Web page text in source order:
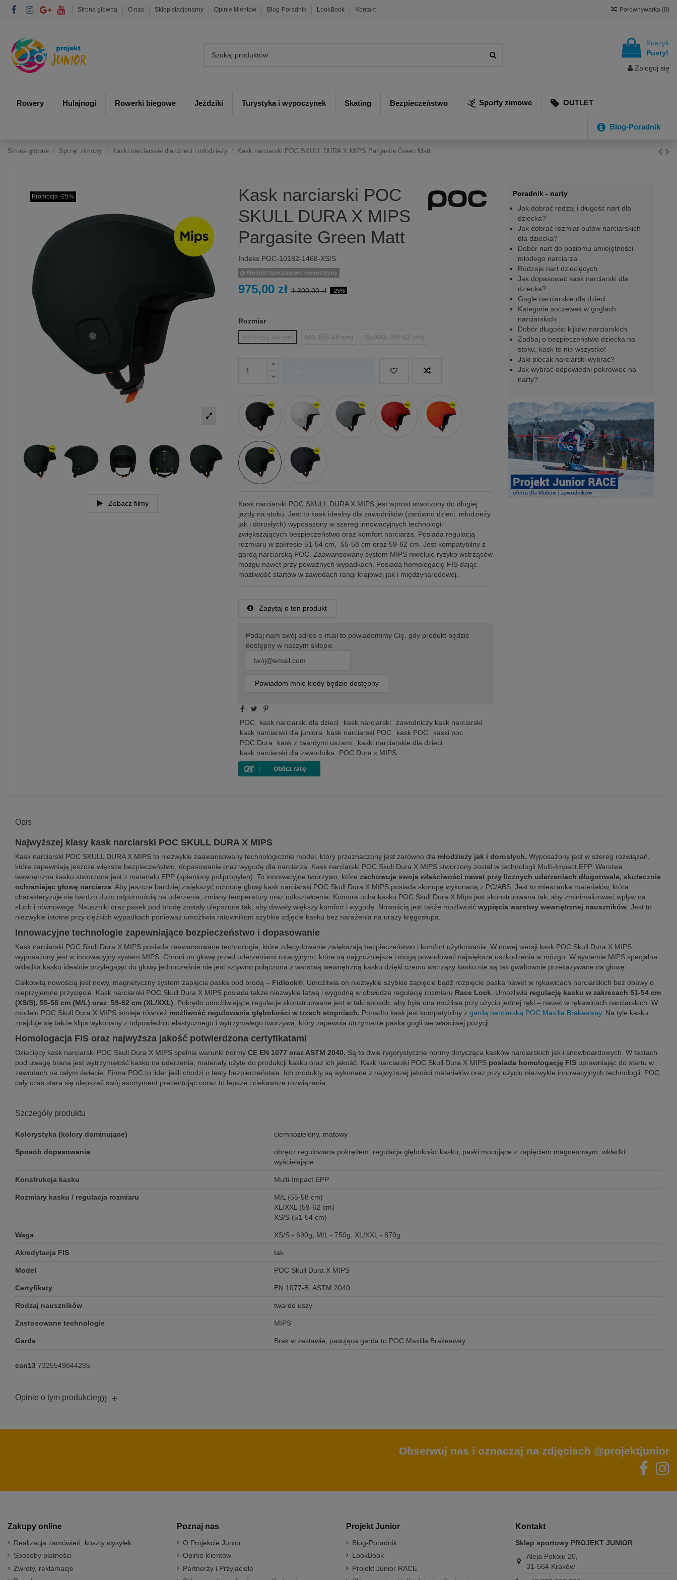
Strona główna O nas Sklep stacjonarny Opinie klientów Blog-Poradnik LookBook Kontakt Porównywarka (0)
Koszyk
Pusty!
Zaloguj się
Rowery Hulajnogi Rowerki biegowe Jeździki Turystyka i wypoczynek Skating Bezpieczeństwo Sporty zimowe OUTLET
Blog-Poradnik
Strona główna Sprzęt zimowy Kaski narciarskie dla dzieci i młodzieży Kask narciarski POC SKULL DURA X MIPS Pargasite Green Matt
Promocja -25%
Zobacz filmy
Kask narciarski POC
SKULL DURA X MIPS
Pargasite Green Matt
Indeks POC-10182-1468-XS/S
Produkt tymczasowo niedostępny
975,00 zł 1 300,00 zł -25%
Rozmiar
XS/S (51-54 cm)
M/L (55-58 cm) XL/XXL (59-62 cm)
Kask narciarski POC SKULL DURA X MIPS jest wprost stworzony do długiej
jazdy na stoku. Jest to kask idealny dla zawodników (zarówno dzieci, młodzieży
jak i dorosłych) wyposażony w szereg innowacyjnych technologii
zwiększających bezpieczeństwo oraz komfort narciarza. Posiada regulacją
rozmiaru w zakresie 51-54 cm, 55-58 cm oraz 59-62 cm. Jest kompatybilny z
gardą narciarską POC. Zaawansowany system MIPS niweluje ryzyko wstrząsów
mózgu nawet przy poważnych wypadkach. Posiada homologację FIS dając
możliwość startów w zawodach rangi krajowej jak i międzynarodowej.
Zapytaj o ten produkt
Podaj nam swój adres e-mail to powiadomimy Cię, gdy produkt będzie
dostępny w naszym sklepie
Powiadom mnie kiedy będzie dostępny
POC kask narciarski dla dzieci kask narciarski
zawodniczy kask narciarski
kask narciarski dla juniora
kask narciarski POC kask POC
kaski poc
POC Dura
kask z twardymi uszami
kaski narciarskie dla dzieci
kask narciarski dla zawodnika
POC Dura x MIPS
Poradnik - narty
Jak dobrać rodzaj i długość nart dla
dziecka?
Jak dobrać rozmiar butów narciarskich
dla dziecka?
Dobór nart do poziomu umiejętności
młodego narciarza
Rodzaje nart dziecięcych
Jak dopasować kask narciarski dla
dziecka?
Gogle narciarskie dla dzieci
Kategorie soczewek w goglach
narciarskich
Dobór długości kijków narciarskich
Zadbaj o bezpieczeństwo dziecka na
stoku, kask to nie wszystko!
Jaki plecak narciarski wybrać?
Jak wybrać odpowiedni pokrowiec na
narty?
Opis
Najwyższej klasy kask narciarski POC SKULL DURA X MIPS
Kask narciarski POC SKULL DURA X MIPS to niezwykle zaawansowany technologicznie model, który przeznaczony jest zarówno dla młodzieży jak i dorosłych. Wyposażony jest w szereg rozwiązań,
które zapewniają jeszcze większe bezpieczeństwo, dopasowanie oraz wygodę dla narciarza. Kask narciarski POC Skull Dura X MIPS stworzony został w technologii Multi-Impact EPP. Warstwa
wewnętrzna kasku stworzona jest z materiału EPP (spieniony polipropylen). To innowacyjne tworzywo, które zachowuje swoje właściwości nawet przy licznych uderzeniach długotrwale, skutecznie
ochraniając głowę narciarza . Aby jeszcze bardziej zwiększyć ochronę głowy kask narciarski POC Skull Dura X MIPS posiada skorupę wykonaną z PC/ABS. Jest to mieszanka materiałów, która
charakteryzuje się bardzo dużo odpornością na uderzenia, zmiany temperatury oraz odkształcenia. Komora ucha kasku POC Skull Dura X Mips jest skonstruowana tak, aby zminimalizować wpływ na
słuch i równowagę. Nauszniki oraz pasek pod brodę zostały ulepszone tak, aby dawały większy komfort i wygodę. Nowością jest także możliwość wypięcia warstwy wewnętrznej nauszników . Jest to
niezwykle istotne przy ciężkich wypadkach ponieważ umożliwia ratownikom szybkie zdjęcie kasku bez narażenia na urazy kręgosłupa.
Innowacyjne technologie zapewniające bezpieczeństwo i dopasowanie
Kask narciarski POC Skull Dura X MIPS posiada zaawansowane technologie, które zdecydowanie zwiększają bezpieczeństwo i komfort użytkowania. W nowej wersji kask POC Skull Dura X MIPS
wyposażony jest w innowacyjny system MIPS. Chroni on głowę przed uderzeniami rotacyjnymi, które są najgroźniejsze i mogą powodować największe uszkodzenia w mózgu. W systemie MIPS specjalna
wkładka kasku idealnie przylegając do głowy jednocześnie nie jest sztywno połączona z warstwą wewnętrzną kasku dzięki czemu wstrząsy kasku nie są tak gwałtownie przekazywane na głowę.
Całkowitą nowością jest nowy, magnetyczny system zapięcia paska pod brodą – Fidlock®. Umożliwia on niezwykle szybkie zapięcie bądź rozpięcie paska nawet w rękawicach narciarskich bez obawy o
nieprzyjemne przycięcie. Kask narciarski POC Skull Dura X MIPS posiada także niezwykle łatwą i wygodną w obsłudze regulację rozmiaru Race Lock . Umożliwia regulację kasku w zakresach 51-54 cm
(XS/S), 55-58 cm (M/L) oraz 59-62 cm (XL/XXL) . Pokrętło umożliwiające regulacje skonstruowane jest w taki sposób, aby była ona możliwa przy użyciu jednej ręki – nawet w rękawicach narciarskich. W
modelu POC Skull Dura X MIPS istnieje również możliwość regulowania głębokości w trzech stopniach. Ponadto kask jest kompatybilny z gardą narciarską POC Maxilla Brakeaway. Na tyle kasku
znajduje się także klips wykonany z odpowiednio elastycznego i wytrzymałego tworzywa, który zapewnia utrzymanie paska gogli we właściwej pozycji.
Homologacja FIS oraz najwyższa jakość potwierdzona certyfikatami
Dziecięcy kask narciarski POC Skull Dura X MIPS spełnia warunki normy CE EN 1077 oraz ASTM 2040. Są to dwie rygorystyczne normy dotycząca kasków narciarskich jak i snowboardowych. W testach
pod uwagę brana jest wytrzymałość kasku na uderzenia, materiały użyte do produkcji kasku oraz ich jakość. Kask narciarski POC Skull Dura X MIPS posiada homologację FIS uprawniając do startu w
zawodach na całym świecie. Firma POC to lider jeśli chodzi o testy bezpieczeństwa. Ich produkty są wykonane z najwyższej jakości materiałów oraz przy użyciu niezwykle innowacyjnych technologii. POC
cały czas stara się ulepszać swój asortyment prezentując coraz to lepsze i ciekawsze rozwiązania.
Szczegóły produktu
Kolorystyka (kolory dominujące) ciemnozielony, matowy
Sposób dopasowania
obręcz regulowana pokrętłem, regulacja głębokości kasku, paski mocujące z zapięciem magnesowym, wkładki
wyścielające
Konstrukcja kasku Multi-Impact EPP
Rozmiary kasku / regulacja rozmiaru
M/L (55-58 cm)
XL/XXL (59-62 cm)
XS/S (51-54 cm)
Waga XS/S - 690g, M/L - 750g, XL/XXL - 870g
Akredytacja FIS tak
Model POC Skull Dura X MIPS
Certyfikaty EN 1077-B, ASTM 2040
Rodzaj nauszników twarde uszy
Zastosowane technologie MIPS
Garda Brak w zestawie, pasująca garda to POC Maxilla Brakeaway
ean13 7325549844285
Opinie o tym produkcie(0) +
Obserwuj nas i oznaczaj na zdjęciach @projektjunior
Zakupy online
Realizacja zamówień, koszty wysyłek
Sposoby płatności
Zwroty, reklamacje
Poznaj nas
O Projekcie Junior
Opinie klientów
Partnerzy i Przyjaciele
Projekt Junior
Blog-Poradnik
LookBook
Projekt Junior RACE
Kontakt
Sklep sportowy PROJEKT JUNIOR
Aleja Pokoju 20,
31-564 Kraków